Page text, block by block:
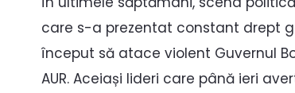
care s-a prezentat constant drept
început să atace violent Guvernul
AUR. Aceiași lideri care până ieri